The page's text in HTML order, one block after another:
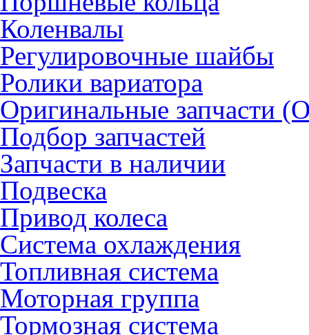
Коленвалы
Регулировочные шайбы
Ролики вариатора
Оригинальные запчасти
Подбор запчастей
Запчасти в наличии
Подвеска
Привод колеса
Система охлаждения
Топливная система
Моторная группа
Тормозная система